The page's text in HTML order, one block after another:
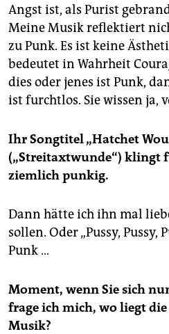
Angst ist, als Purist
Meine Musik reflektiert
zu Punk. Es ist keine
bedeutet in Wahrheit
dies oder jenes ist Punk,
ist furchtlos. Sie wissen ja,
Ihr Songtitel „Hatchet
(„Streitaxtwunde“) klingt
ziemlich punkig.
Dann hätte ich ihn mal
sollen. Oder „Pussy, Pussy,
Punk …
Moment, wenn Sie sich
frage ich mich, wo liegt
Musik?